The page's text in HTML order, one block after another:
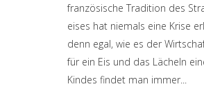
französische Tradition des
eises hat niemals eine Krise
denn egal, wie es der
für ein Eis und das Lächeln
Kindes findet man immer...